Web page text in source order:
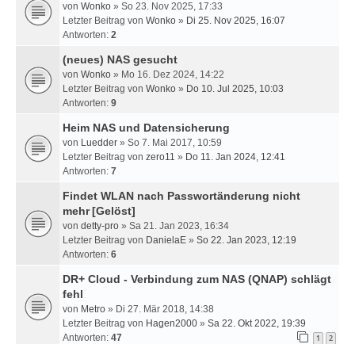
von Wonko » So 23. Nov 2025, 17:33
Letzter Beitrag von Wonko » Di 25. Nov 2025, 16:07
Antworten: 2
(neues) NAS gesucht
von Wonko » Mo 16. Dez 2024, 14:22
Letzter Beitrag von Wonko » Do 10. Jul 2025, 10:03
Antworten: 9
Heim NAS und Datensicherung
von Luedder » So 7. Mai 2017, 10:59
Letzter Beitrag von zero11 » Do 11. Jan 2024, 12:41
Antworten: 7
Findet WLAN nach Passwortänderung nicht
mehr[Gelöst]
von detty-pro » Sa 21. Jan 2023, 16:34
Letzter Beitrag von DanielaE » So 22. Jan 2023, 12:19
Antworten: 6
DR+ Cloud - Verbindung zum NAS (QNAP) schlägt
fehl
von Metro » Di 27. Mär 2018, 14:38
Letzter Beitrag von Hagen2000 » Sa 22. Okt 2022, 19:39
Antworten: 47 1 2